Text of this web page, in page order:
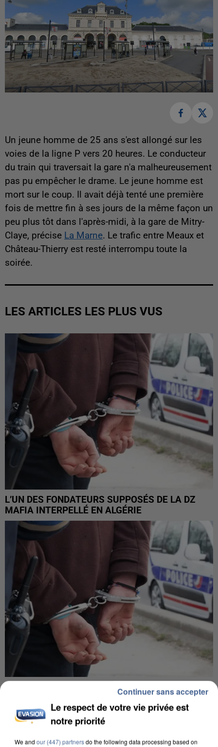
Un jeune homme de 25 ans s'est allongé sur les
voies de la ligne P vers 20 heures. Le conducteur
du train qui traversait la gare n'a malheureusement
pas pu empêcher le drame. Le jeune homme est
mort sur le coup. Il avait déjà tenté une première
fois de mettre fin à ses jours de la même façon un
peu plus tôt dans l'après-midi, à la gare de Mitry-
Claye, précise La Marne. Le trafic entre Meaux et
Château-Thierry est resté interrompu toute la
soirée.
LES ARTICLES LES PLUS VUS
L’UN DES FONDATEURS SUPPOSÉS DE LA DZ
MAFIA INTERPELLÉ EN ALGÉRIE
UN SECOND CADRE DE LA DZ MAFIA
Le respect de votre vie privée est
notre priorité
We and our (447) partnersdo the following data processing based on
Continuer sans accepter